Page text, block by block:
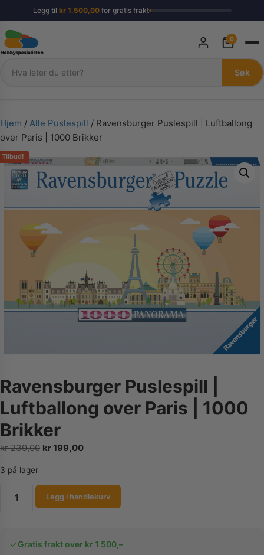
Legg til kr1.500,00for gratis frakt
Søk
Søk
0
Hjem / Alle Puslespill / Ravensburger Puslespill | Luftballong
over Paris | 1000 Brikker
Tilbud!
Ravensburger Puslespill |
Luftballong over Paris | 1000
Brikker
kr239,00 Opprinnelig
kr 199,00Nåværende
kr 199,00.
3 på lager
Ravensburger
Puslespill
over
Legg i handlekurv
Gratis frakt over kr 1 500,–